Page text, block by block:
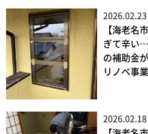
2026.02.23
【海老名
ぎて辛い
の補助金
リノベ事
2026.02.18